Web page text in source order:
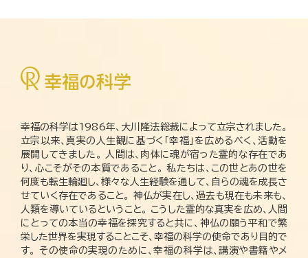
幸福の科学は1986年、大川隆法総裁によって立宗されました。
立宗以来、真実の人生観に基づく「幸福」を広めるべく、活動を
展開してきました。 人間は、肉体に魂が宿った霊的な存在であ
り、心こそがその本質であること。 私たちは、この世とあの世を
何度も転生輪廻し、様々な人生経験を通して、自らの魂を成長さ
せていく存在であること。 神仏が実在し、過去も現在も未来も、
人類を導いているということ。 こうした霊的な真実を広め、人間
にとっての本当の幸福を探究すると共に、神仏の願う平和で繁
栄した世界を実現することこそ、幸福の科学の使命であり目的で
す。 その使命の実現のために、幸福の科学は、講演や書籍やメ